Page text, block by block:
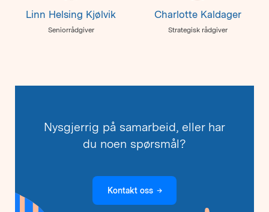
Linn Helsing Kjølvik
Seniorrådgiver
Charlotte Kaldager
Strategisk rådgiver
Nysgjerrig på samarbeid, eller har
du noen spørsmål?
Kontakt oss →